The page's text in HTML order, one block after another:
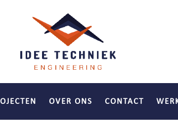
OVER ONS CONTACT